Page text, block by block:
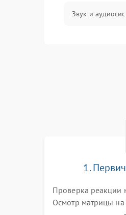
Звук и
Программное
Корпус и
1.
Проверка реакции
Осмотр матрицы